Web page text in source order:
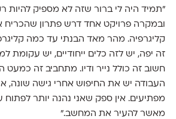
"תמיד היה לי ברור שזה לא מספיק להיות
ובמקרה פרויקט אחד דרש פתרון שהכריח
קליגרפיה. מהר מאד הבנתי עד כמה
זה יפה, יש לזה כלים ייחודיים, יש עקומת
חשוב זה כולל נייר ודיו. מתחביב זה כמעט
העבודה יש את החיפוש אחרי גישה שונה,
מפתיעים. אין ספק שאני נהנה יותר לפתוח
מאשר להעיר את המחשב."